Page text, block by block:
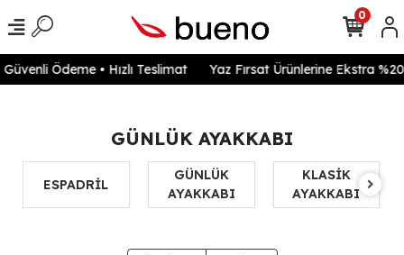
Ödeme • Hızlı Teslimat Yaz Fırsat Ürünlerine Ekstra %20
0
GÜNLÜK AYAKKABI
ESPADRİL
GÜNLÜK
AYAKKABI
KLASİK
AYAKKABI